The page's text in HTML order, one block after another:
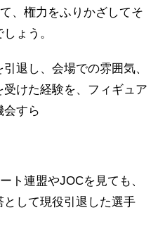
、権力をふりかざしてそ
ょう。
退し、会場での雰囲気、
けた経験を、フィギュア
会すら
ト連盟やJOCを見ても、
して現役引退した選手